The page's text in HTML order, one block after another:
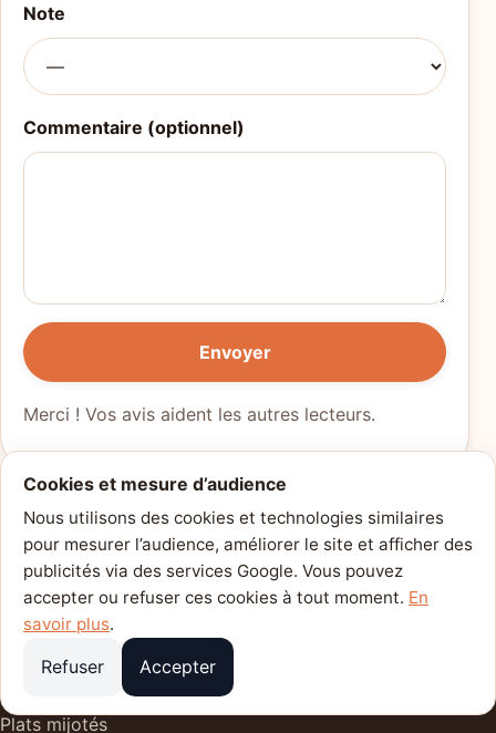
Note
Commentaire (optionnel)
Envoyer
Merci ! Vos avis aident les autres lecteurs.
Cuisine du Quotidien
Des recettes claires, fiables et gourmandes pour
cuisiner chaque jour avec plaisir.
Plats mijotés
Cookies et mesure d’audience
Nous utilisons des cookies et technologies similaires
pour mesurer l’audience, améliorer le site et afficher des
publicités via des services Google. Vous pouvez
accepter ou refuser ces cookies à tout moment. En
savoir plus.
Refuser Accepter